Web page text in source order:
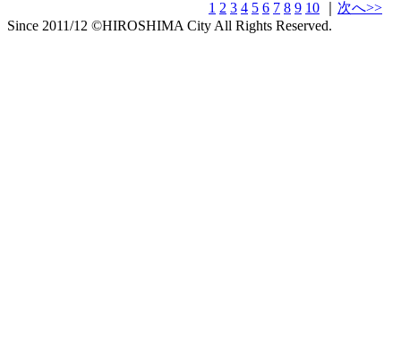
1 2 3 4 5 6 7 8 9 10
次へ>>
Since 2011/12 ©HIROSHIMA City All Rights Reserved.